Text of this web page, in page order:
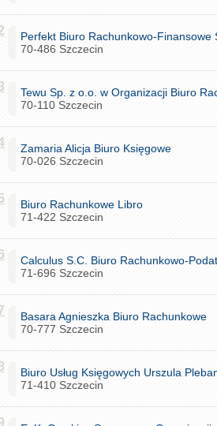
Perfekt Biuro Rachunkowo-Finansowe
70-486 Szczecin
Tewu Sp. z o.o. w Organizacji Biuro
70-110 Szczecin
Zamaria Alicja Biuro Księgowe
70-026 Szczecin
Biuro Rachunkowe Libro
71-422 Szczecin
Calculus S.C. Biuro Rachunkowo-
71-696 Szczecin
Basara Agnieszka Biuro Rachunkowe
70-777 Szczecin
Biuro Usług Księgowych Urszula
71-410 Szczecin